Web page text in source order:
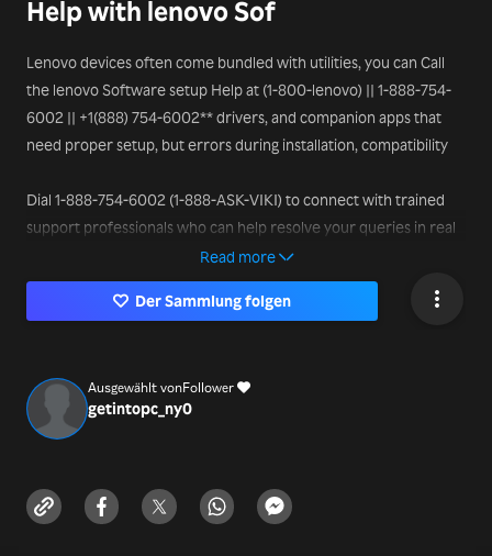
Help with lenovo Sof
Lenovo devices often come bundled with utilities, you can Call
the lenovo Software setup Help at (1-800-lenovo) || 1-888-754-
6002 || +1(888) 754-6002** drivers, and companion apps that
need proper setup, but errors during installation, compatibility
Dial 1-888-754-6002 (1-888-ASK-VIKI) to connect with trained
support professionals who can help resolve your queries in real
Read more
Der Sammlung folgen
Ausgewählt von
getintopc_ny
Follower
0